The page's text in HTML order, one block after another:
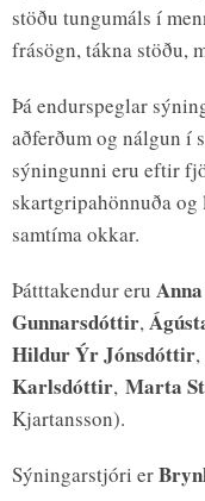
stöðu tungumáls í
frásögn, tákna stöðu,
Þá endurspeglar
aðferðum og nálgun í
sýningunni eru eftir
skartgripahönnuða
samtíma okkar.
Þátttakendur eru
Gunnarsdóttir,
Hildur Ýr Jónsdóttir,
Karlsdóttir, Marta
Kjartansson).
Sýningarstjóri er